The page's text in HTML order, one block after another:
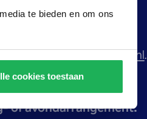
te bieden en om ons
cookies toestaan
.
of avondarrangement.